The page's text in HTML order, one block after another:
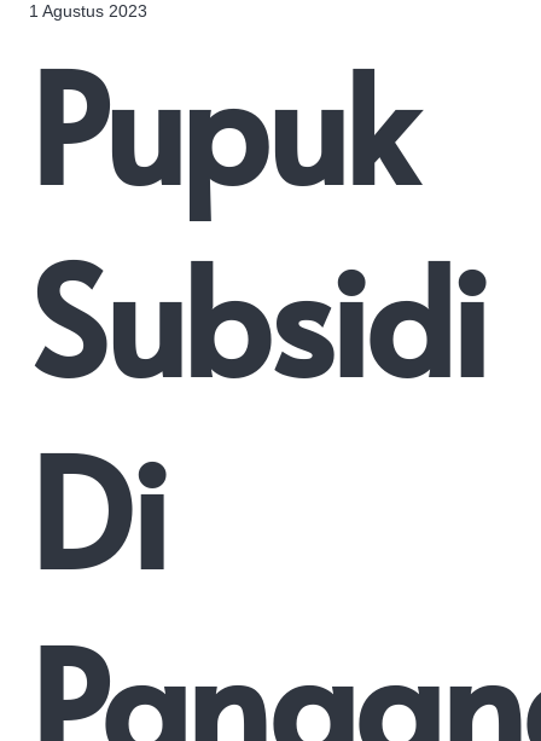
1 Agustus 2023
Pupuk
Subsidi
Di